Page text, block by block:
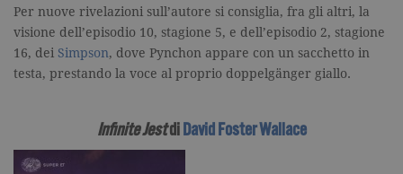
Per nuove rivelazioni sull’autore si consiglia, fra gli altri, la
visione dell’episodio 10, stagione 5, e dell’episodio 2, stagione
16, dei Simpson, dove Pynchon appare con un sacchetto in
testa, prestando la voce al proprio doppelgänger giallo.
Infinite JestdiDavid Foster Wallace